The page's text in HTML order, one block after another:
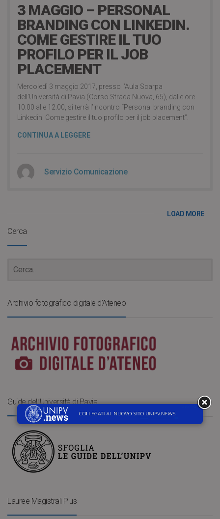
3 MAGGIO – PERSONAL
BRANDING CON LINKEDIN.
COME GESTIRE IL TUO
PROFILO PER IL JOB
PLACEMENT
Mercoledì 3 maggio 2017, presso l’Aula Scarpa
dell’Università di Pavia (Corso Strada Nuova, 65), dalle ore
10.00 alle 12.00, si terrà l’incontro “Personal branding con
Linkedin. Come gestire il tuo profilo per il job placement”.
CONTINUA A LEGGERE
Servizio Comunicazione
LOAD MORE
Cerca
Archivio fotografico digitale d’Ateneo
Guide dell’Università di Pavia
Lauree Magistrali Plus